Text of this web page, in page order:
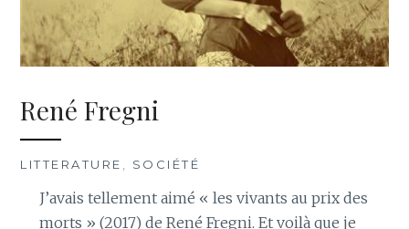
René Fregni
LITTERATURE SOCIÉTÉ
J’avais tellement aimé « les vivants au prix des
morts » (2017) de René Fregni. Et voilà que je